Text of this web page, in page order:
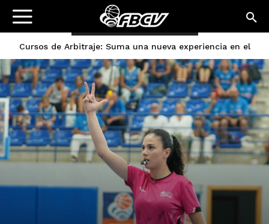
ÚLTIMAS ENTRADAS
Cursos de Arbitraje: Suma una nueva experiencia en el